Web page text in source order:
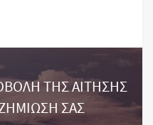
ΤΗΣ ΑΙΤΗΣΗΣ
ΣΑΣ